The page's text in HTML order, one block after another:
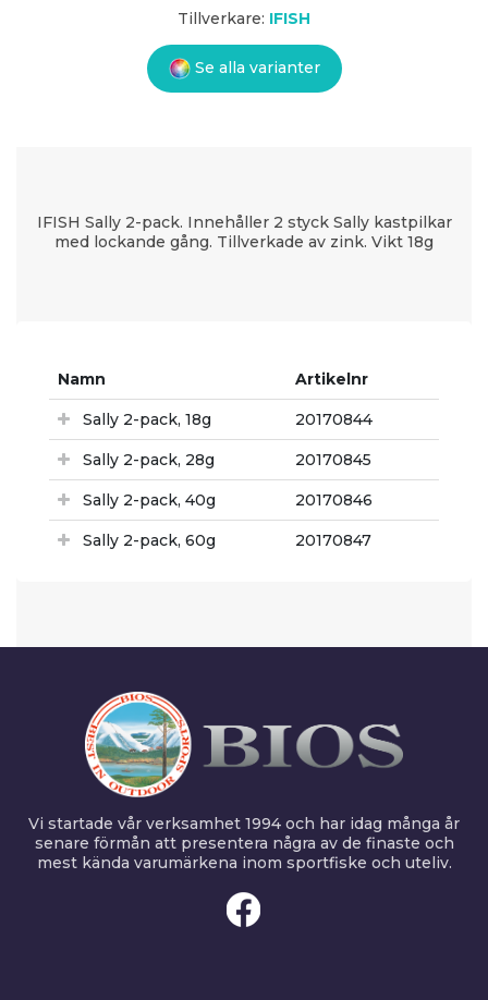
Tillverkare: IFISH
Se alla varianter
IFISH Sally 2-pack. Innehåller 2 styck Sally kastpilkar
med lockande gång. Tillverkade av zink. Vikt 18g
Namn Artikelnr
Sally 2-pack, 18g 20170844
Sally 2-pack, 28g 20170845
Sally 2-pack, 40g 20170846
Sally 2-pack, 60g 20170847
Vi startade vår verksamhet 1994 och har idag många år
senare förmån att presentera några av de finaste och
mest kända varumärkena inom sportfiske och uteliv.